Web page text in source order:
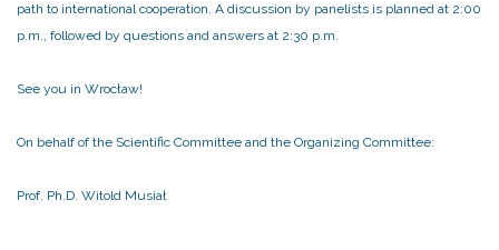
path to international cooperation. A discussion by panelists is planned at 2:00
p.m., followed by questions and answers at 2:30 p.m.
See you in Wrocław!
On behalf of the Scientific Committee and the Organizing Committee:
Prof. Ph.D. Witold Musiał